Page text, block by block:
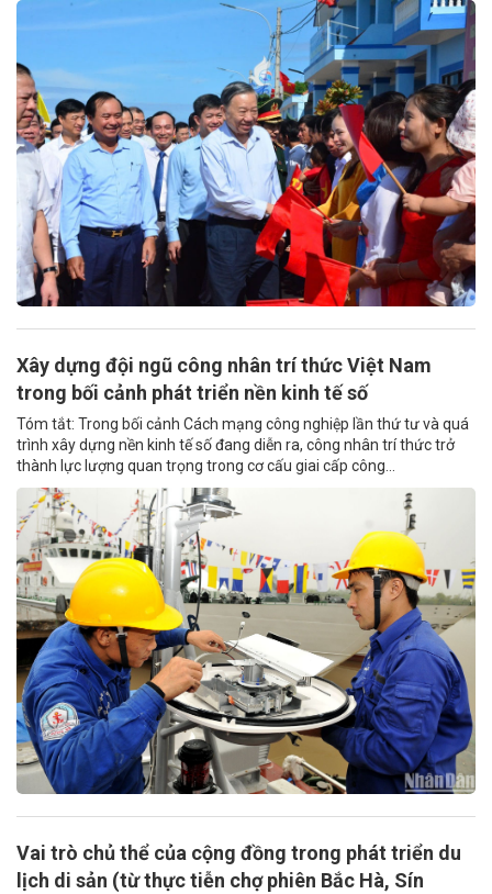
Xây dựng đội ngũ công nhân trí thức Việt Nam
trong bối cảnh phát triển nền kinh tế số
Tóm tắt: Trong bối cảnh Cách mạng công nghiệp lần thứ tư và quá
trình xây dựng nền kinh tế số đang diễn ra, công nhân trí thức trở
thành lực lượng quan trọng trong cơ cấu giai cấp công...
Vai trò chủ thể của cộng đồng trong phát triển du
lịch di sản (từ thực tiễn chợ phiên Bắc Hà, Sín